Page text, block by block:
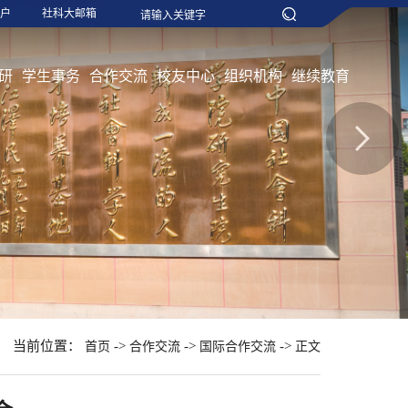
社科大邮箱
学生事务 合作交流 校友中心 组织机构 继续教育
当前位置： 首页 -> 合作交流 -> 国际合作交流 -> 正文